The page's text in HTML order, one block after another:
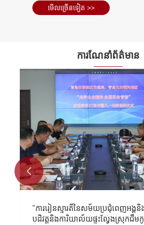
មើល​ច្រើន​ទៀត >>
ការណែនាំព័ត៌មាន
"ការរៀនស្មារតីនៃសម័យប្រជុំពេញអង្គនិ
បដិវត្តនិងការិយាល័យផ្ទះល្វែងស្រុកជឹ
